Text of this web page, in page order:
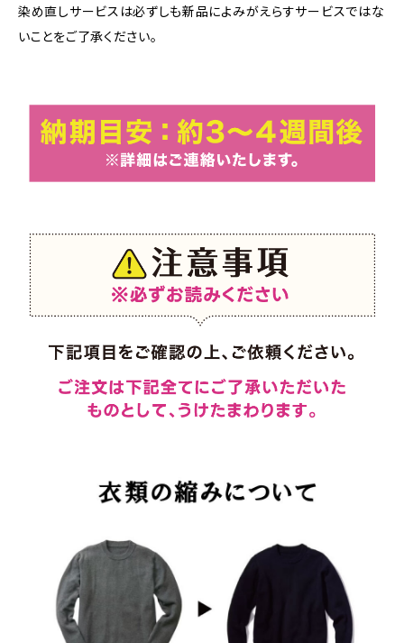
染め直しサービスは必ずしも新品によみがえらすサービスではな
いことをご了承ください。